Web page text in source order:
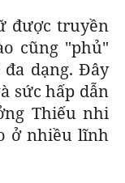
được truyền
cũng "phủ"
dạng. Đây
sức hấp dẫn
Thiếu nhi
ở nhiều lĩnh